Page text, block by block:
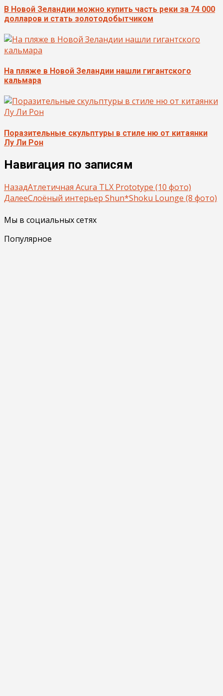
В Новой Зеландии можно купить часть реки за 74 000
долларов и стать золотодобытчиком
На пляже в Новой Зеландии нашли гигантского
кальмара
Поразительные скульптуры в стиле ню от китаянки
Лу Ли Рон
Навигация по записям
НазадАтлетичная Acura TLX Prototype (10 фото)
ДалееСлоёный интерьер Shun*Shoku Lounge (8 фото)
Мы в социальных сетях
Популярное